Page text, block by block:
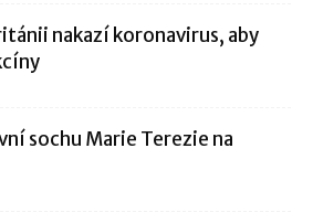
nakazí koronavirus, aby
sochu Marie Terezie na